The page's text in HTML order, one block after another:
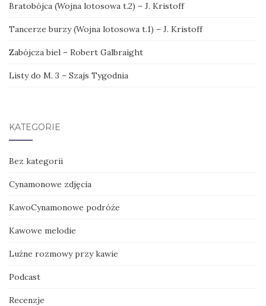
Bratobójca (Wojna lotosowa t.2) – J. Kristoff
Tancerze burzy (Wojna lotosowa t.1) – J. Kristoff
Zabójcza biel – Robert Galbraight
Listy do M. 3 – Szajs Tygodnia
KATEGORIE
Bez kategorii
Cynamonowe zdjęcia
KawoCynamonowe podróże
Kawowe melodie
Luźne rozmowy przy kawie
Podcast
Recenzje